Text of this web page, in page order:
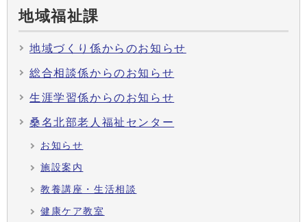
地域福祉課
地域づくり係からのお知らせ
総合相談係からのお知らせ
生涯学習係からのお知らせ
桑名北部老人福祉センター
お知らせ
施設案内
教養講座・生活相談
健康ケア教室